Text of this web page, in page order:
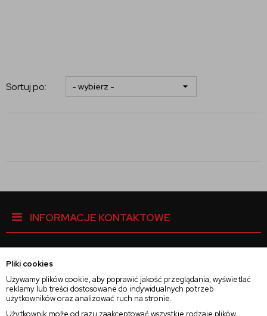
Pliki cookies
Używamy plików cookie, aby poprawić jakość przeglądania, wyświetlać
reklamy lub treści dostosowane do indywidualnych potrzeb
użytkowników oraz analizować ruch na stronie.
Użytkownik może od razu zaakceptować wszystkie rodzaje plików
Sortuj po:
INFORMACJE KONTAKTOWE
Facebook
Instagram